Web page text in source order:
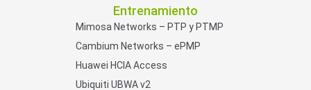
Entrenamiento
Mimosa Networks – PTP y PTMP
Cambium Networks – ePMP
Huawei HCIA Access
Ubiquiti UBWA v2